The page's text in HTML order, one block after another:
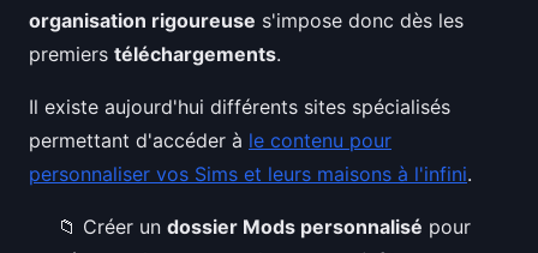
organisation rigoureuse s'impose donc dès les
premiers téléchargements.
Il existe aujourd'hui différents sites spécialisés
permettant d'accéder à le contenu pour
personnaliser vos Sims et leurs maisons à l'infini.
📁 Créer un dossier Mods personnalisé pour